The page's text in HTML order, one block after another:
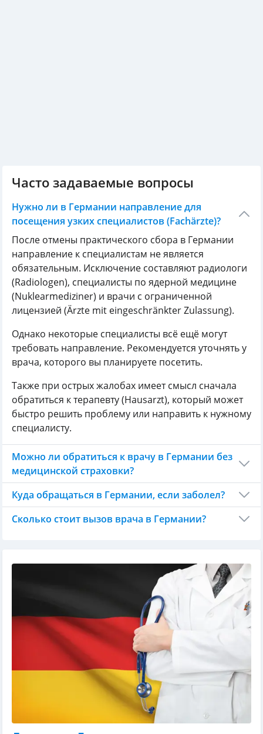
Часто задаваемые вопросы
Нужно ли в Германии направление для
посещения узких специалистов (Fachärzte)?
После отмены практического сбора в Германии
направление к специалистам не является
обязательным. Исключение составляют радиологи
(Radiologen), специалисты по ядерной медицине
(Nuklearmediziner) и врачи с ограниченной
лицензией (Ärzte mit eingeschränkter Zulassung).
Однако некоторые специалисты всё ещё могут
требовать направление. Рекомендуется уточнять у
врача, которого вы планируете посетить.
Также при острых жалобах имеет смысл сначала
обратиться к терапевту (Hausarzt), который может
быстро решить проблему или направить к нужному
специалисту.
Можно ли обратиться к врачу в Германии без
медицинской страховки?
Куда обращаться в Германии, если заболел?
Сколько стоит вызов врача в Германии?